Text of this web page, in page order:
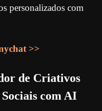
personalizados com
>>
de Criativos
com AI